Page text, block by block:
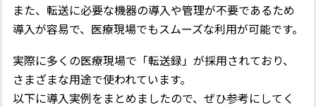
また、転送に必要な機器の導入や管理が不要であるため
導入が容易で、医療現場でもスムーズな利用が可能です。
実際に多くの医療現場で「転送録」が採用されており、
さまざまな用途で使われています。
以下に導入実例をまとめましたので、ぜひ参考にしてく